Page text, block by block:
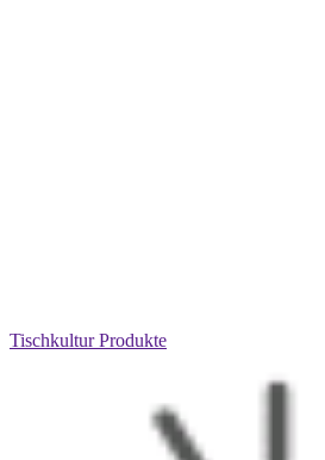
Tischkultur Produkte